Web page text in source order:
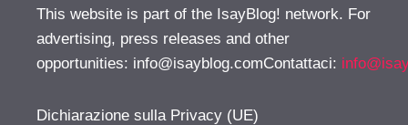
This website is part of the IsayBlog! network. For
advertising, press releases and other
opportunities: info@isayblog.comContattaci:
Dichiarazione sulla Privacy (UE)